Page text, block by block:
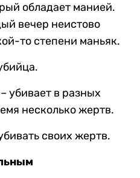
обладает манией.
вечер неистово
то степени маньяк.
убивает в разных
несколько жертв.
своих жертв.